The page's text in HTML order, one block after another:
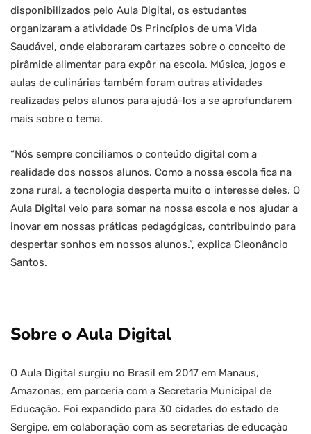
disponibilizados pelo Aula Digital, os estudantes
organizaram a atividade Os Princípios de uma Vida
Saudável, onde elaboraram cartazes sobre o conceito de
pirâmide alimentar para expôr na escola. Música, jogos e
aulas de culinárias também foram outras atividades
realizadas pelos alunos para ajudá-los a se aprofundarem
mais sobre o tema.
“Nós sempre conciliamos o conteúdo digital com a
realidade dos nossos alunos. Como a nossa escola fica na
zona rural, a tecnologia desperta muito o interesse deles. O
Aula Digital veio para somar na nossa escola e nos ajudar a
inovar em nossas práticas pedagógicas, contribuindo para
despertar sonhos em nossos alunos.”, explica Cleonâncio
Santos.
Sobre o Aula Digital
O Aula Digital surgiu no Brasil em 2017 em Manaus,
Amazonas, em parceria com a Secretaria Municipal de
Educação. Foi expandido para 30 cidades do estado de
Sergipe, em colaboração com as secretarias de educação